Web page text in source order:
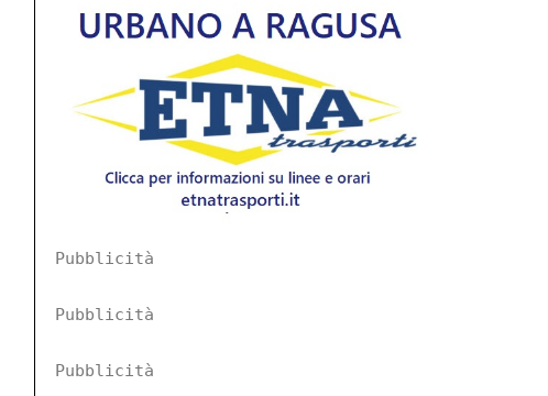
Pubblicità
Pubblicità
Pubblicità